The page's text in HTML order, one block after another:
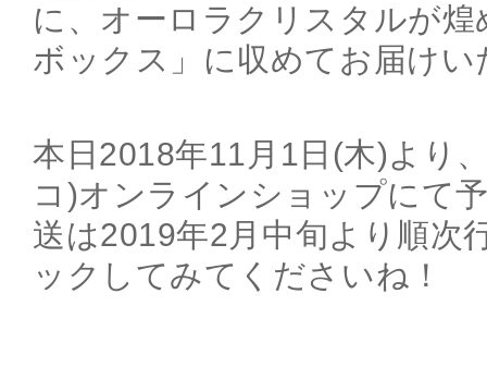
に、オーロラクリスタルが
ボックス」に収めてお届けい
本日2018年11月1日(木)より
コ)オンラインショップにて
送は2019年2月中旬より順次
ックしてみてくださいね！